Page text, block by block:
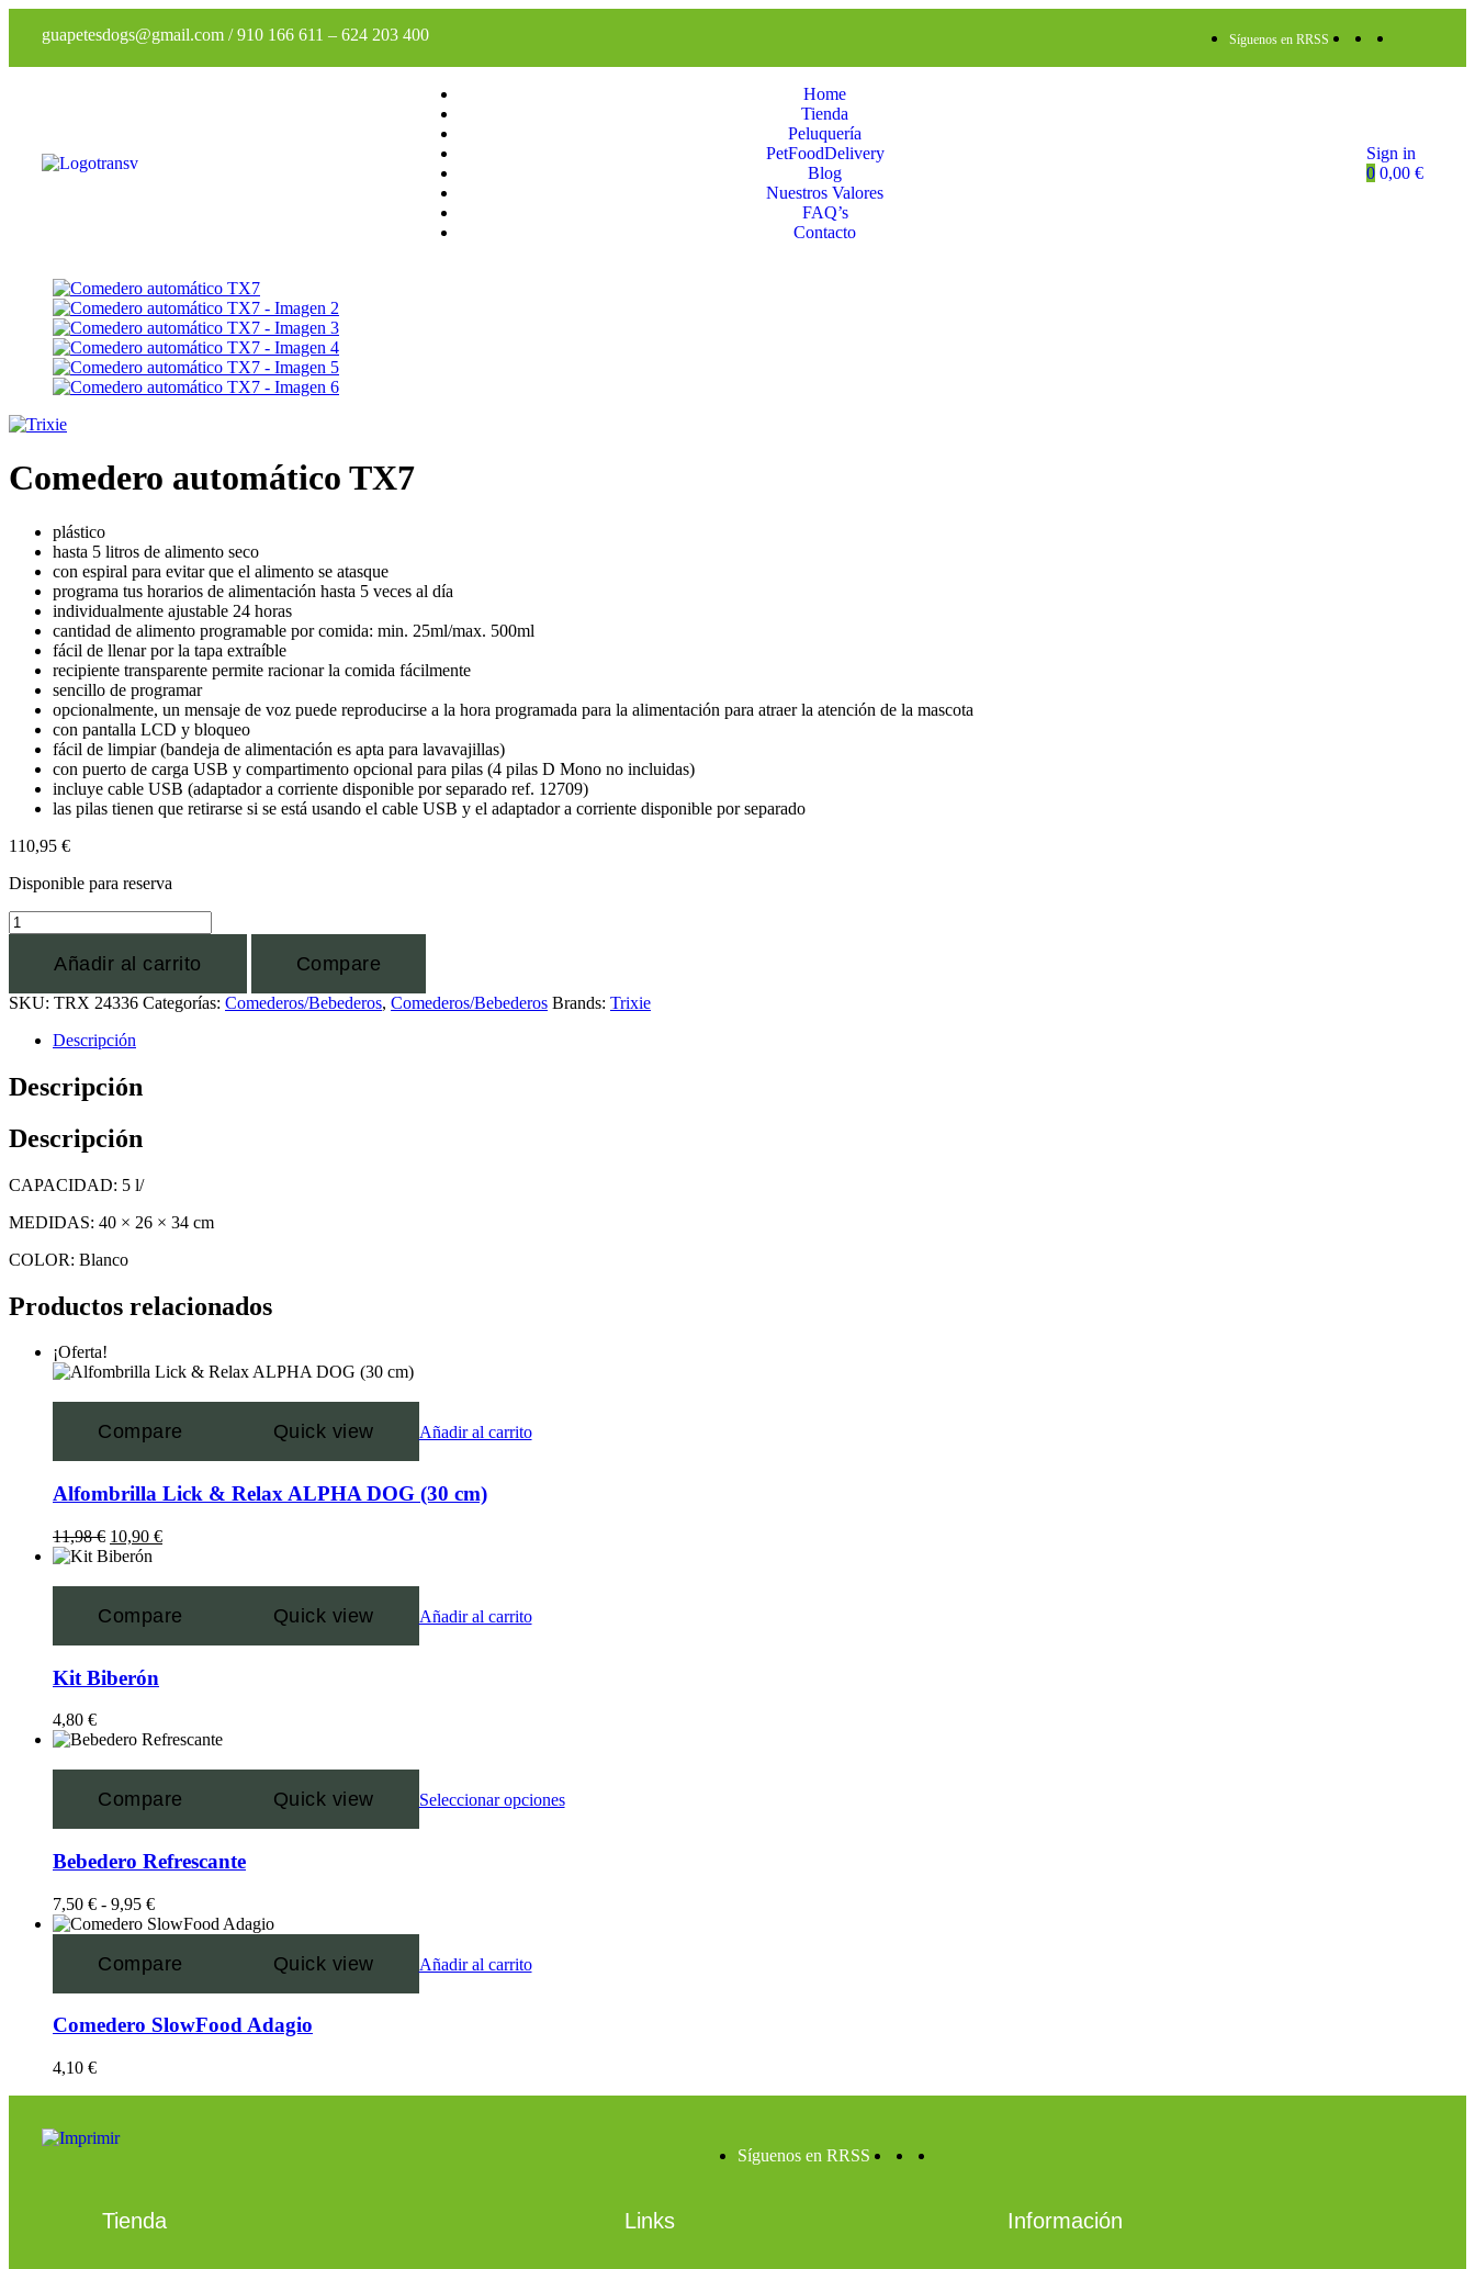
guapetesdogs@gmail.com /910 166 611 – 624 203 400 Síguenos en RRSS
Home
Tienda
Peluquería
PetFoodDelivery
Blog
Nuestros Valores
FAQ’s
Contacto
Sign in
0 0,00 €
Comedero automático TX7
plástico
hasta 5 litros de alimento seco
con espiral para evitar que el alimento se atasque
programa tus horarios de alimentación hasta 5 veces al día
individualmente ajustable 24 horas
cantidad de alimento programable por comida: min. 25ml/max. 500ml
fácil de llenar por la tapa extraíble
recipiente transparente permite racionar la comida fácilmente
sencillo de programar
opcionalmente, un mensaje de voz puede reproducirse a la hora programada para la alimentación para atraer la atención de la mascota
con pantalla LCD y bloqueo
fácil de limpiar (bandeja de alimentación es apta para lavavajillas)
con puerto de carga USB y compartimento opcional para pilas (4 pilas D Mono no incluidas)
incluye cable USB (adaptador a corriente disponible por separado ref. 12709)
las pilas tienen que retirarse si se está usando el cable USB y el adaptador a corriente disponible por separado
110,95 €
Disponible para reserva
Añadir al carrito Compare
SKU: TRX 24336 Categorías: Comederos/Bebederos, Comederos/Bebederos Brands: Trixie
Descripción
Descripción
Descripción
CAPACIDAD: 5 l/
MEDIDAS: 40 × 26 × 34 cm
COLOR: Blanco
Productos relacionados
¡Oferta!
Compare Quick view Añadir al carrito
Alfombrilla Lick & Relax ALPHA DOG (30 cm)
11,98€ 10,90 €
Compare Quick view Añadir al carrito
Kit Biberón
4,80 €
Compare Quick view Seleccionar opciones
Bebedero Refrescante
7,50 € - 9,95 €
Compare Quick view Añadir al carrito
Comedero SlowFood Adagio
4,10 €
Síguenos en RRSS
Tienda Links Información